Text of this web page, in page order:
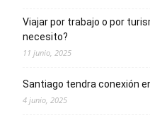
Viajar por trabajo o por
necesito?
11 junio, 2025
Santiago tendra conexión
4 junio, 2025